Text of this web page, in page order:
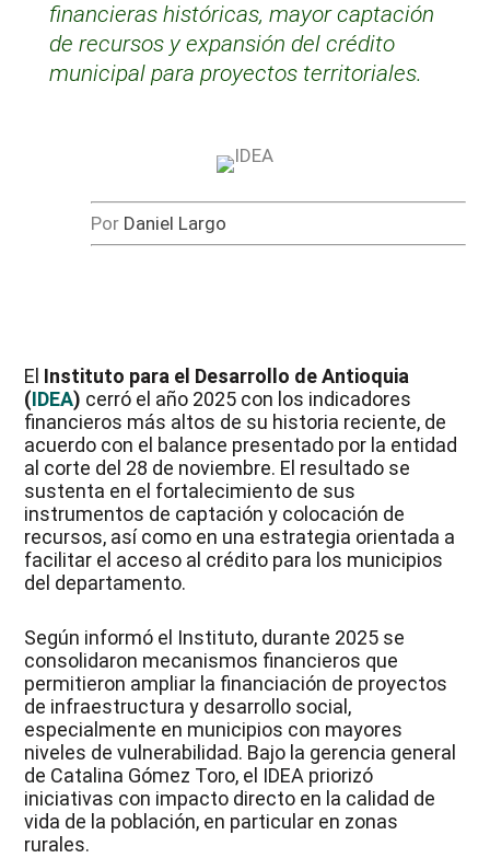
financieras históricas, mayor captación
de recursos y expansión del crédito
municipal para proyectos territoriales.
Por Daniel Largo
El Instituto para el Desarrollo de Antioquia
(IDEA) cerró el año 2025 con los indicadores
financieros más altos de su historia reciente, de
acuerdo con el balance presentado por la entidad
al corte del 28 de noviembre. El resultado se
sustenta en el fortalecimiento de sus
instrumentos de captación y colocación de
recursos, así como en una estrategia orientada a
facilitar el acceso al crédito para los municipios
del departamento.
Según informó el Instituto, durante 2025 se
consolidaron mecanismos financieros que
permitieron ampliar la financiación de proyectos
de infraestructura y desarrollo social,
especialmente en municipios con mayores
niveles de vulnerabilidad. Bajo la gerencia general
de Catalina Gómez Toro, el IDEA priorizó
iniciativas con impacto directo en la calidad de
vida de la población, en particular en zonas
rurales.